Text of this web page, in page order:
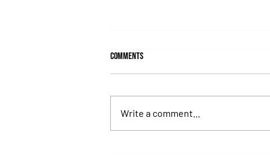
Comments
Write a comment...